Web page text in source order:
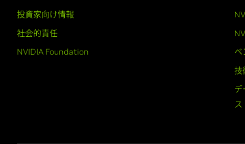
投資家向け情報
社会的責任
NVIDIA Foundation
ベ
技
デ
ス